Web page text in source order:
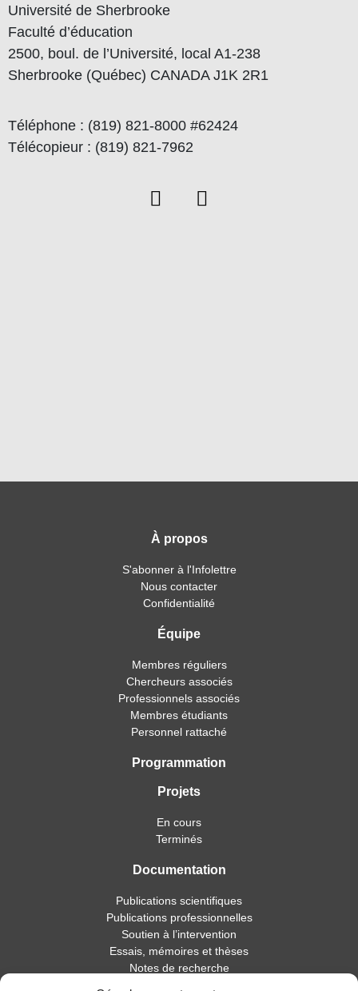
Université de Sherbrooke
Faculté d’éducation
2500, boul. de l’Université, local A1-238
Sherbrooke (Québec) CANADA J1K 2R1
Téléphone : (819) 821-8000 #62424
Télécopieur : (819) 821-7962
À propos
S'abonner à l'Infolettre
Nous contacter
Confidentialité
Équipe
Membres réguliers
Chercheurs associés
Professionnels associés
Membres étudiants
Personnel rattaché
Programmation
Projets
En cours
Terminés
Documentation
Publications scientifiques
Publications professionnelles
Soutien à l’intervention
Essais, mémoires et thèses
Notes de recherche